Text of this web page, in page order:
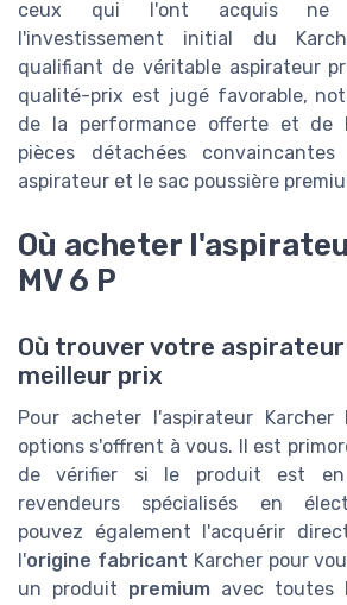
ceux qui l'ont acquis ne
l'investissement initial du
qualifiant de véritable aspirateur
qualité-prix est jugé favorable,
de la performance offerte et de
pièces détachées
aspirateur et le sac poussière
Où acheter
MV 6 P
Où trouver votre
meilleur prix
Pour acheter l'aspirateur Karcher
options s'offrent à vous. Il est
de vérifier si le produit est
revendeurs spécialisés en
pouvez également l'acquérir
l'origine fabricant Karcher pour
un produit premium avec toutes